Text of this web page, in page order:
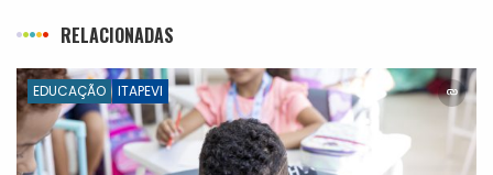
RELACIONADAS
EDUCAÇÃO ITAPEVI